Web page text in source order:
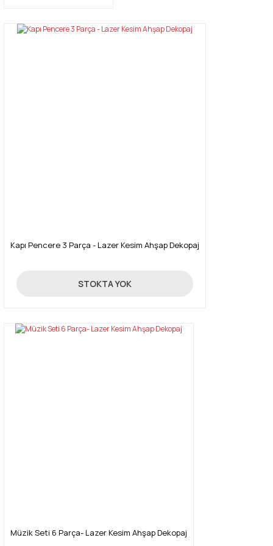
Kapı Pencere 3 Parça - Lazer Kesim Ahşap Dekopaj
10,00 TL
STOKTA YOK
Müzik Seti 6 Parça- Lazer Kesim Ahşap Dekopaj